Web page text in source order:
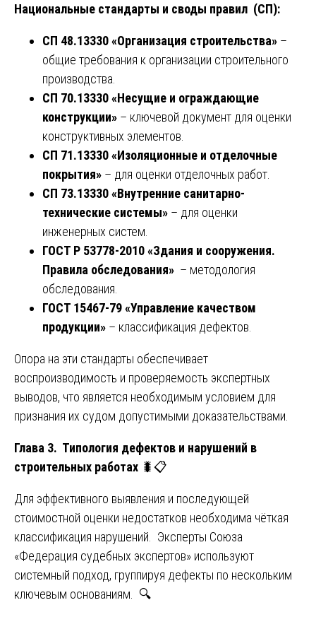
Национальные стандарты и своды правил (СП):
СП 48.13330 «Организация строительства» –
общие требования к организации строительного
производства.
СП 70.13330 «Несущие и ограждающие
конструкции» – ключевой документ для оценки
конструктивных элементов.
СП 71.13330 «Изоляционные и отделочные
покрытия» – для оценки отделочных работ.
СП 73.13330 «Внутренние санитарно-
технические системы» – для оценки
инженерных систем.
ГОСТ Р 53778-2010 «Здания и сооружения.
Правила обследования» – методология
обследования.
ГОСТ 15467-79 «Управление качеством
продукции» – классификация дефектов.
Опора на эти стандарты обеспечивает
воспроизводимость и проверяемость экспертных
выводов, что является необходимым условием для
признания их судом допустимыми доказательствами.
Глава 3. Типология дефектов и нарушений в
строительных работах 🐛📋
Для эффективного выявления и последующей
стоимостной оценки недостатков необходима чёткая
классификация нарушений. Эксперты Союза
«Федерация судебных экспертов» используют
системный подход, группируя дефекты по нескольким
ключевым основаниям. 🔍